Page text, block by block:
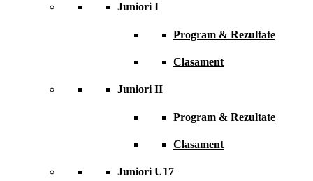
Juniori I
Program & Rezultate
Clasament
Juniori II
Program & Rezultate
Clasament
Juniori U17